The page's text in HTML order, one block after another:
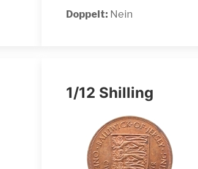
Doppelt: Nein
1/12 Shilling